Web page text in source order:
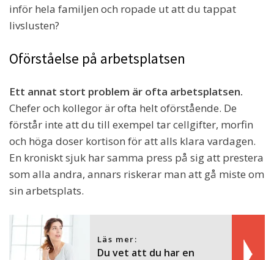
inför hela familjen och ropade ut att du tappat
livslusten?
Oförståelse på arbetsplatsen
Ett annat stort problem är ofta arbetsplatsen.
Chefer och kollegor är ofta helt oförstående. De
förstår inte att du till exempel tar cellgifter, morfin
och höga doser kortison för att alls klara vardagen.
En kroniskt sjuk har samma press på sig att prestera
som alla andra, annars riskerar man att gå miste om
sin arbetsplats.
Läs mer:
Du vet att du har en